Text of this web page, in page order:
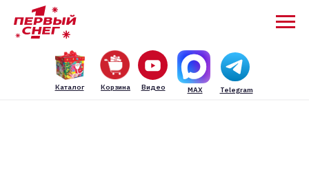
Каталог Видео
Корзина Telegram
MAX